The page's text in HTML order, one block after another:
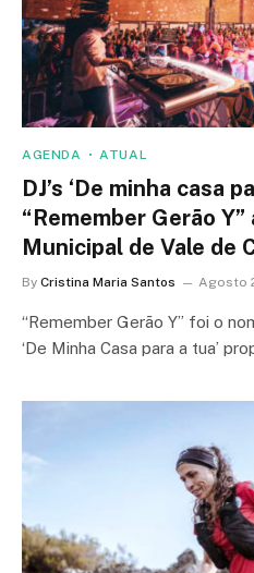
AGENDA ATUAL
DJ’s ‘De minha casa
“Remember Gerão
Municipal de Vale de
By Cristina Maria Santos Agosto
“Remember Gerão Y” foi o
‘De Minha Casa para a tua’